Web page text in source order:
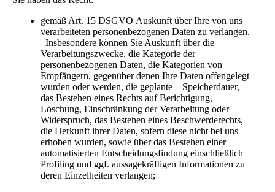
gemäß Art. 15 DSGVO Auskunft über Ihre von uns
verarbeiteten personenbezogenen Daten zu verlangen.
Insbesondere können Sie Auskunft über die
Verarbeitungszwecke, die Kategorie der
personenbezogenen Daten, die Kategorien von
Empfängern, gegenüber denen Ihre Daten offengelegt
wurden oder werden, die geplante Speicherdauer,
das Bestehen eines Rechts auf Berichtigung,
Löschung, Einschränkung der Verarbeitung oder
Widerspruch, das Bestehen eines Beschwerderechts,
die Herkunft ihrer Daten, sofern diese nicht bei uns
erhoben wurden, sowie über das Bestehen einer
automatisierten Entscheidungsfindung einschließlich
Profiling und ggf. aussagekräftigen Informationen zu
deren Einzelheiten verlangen;